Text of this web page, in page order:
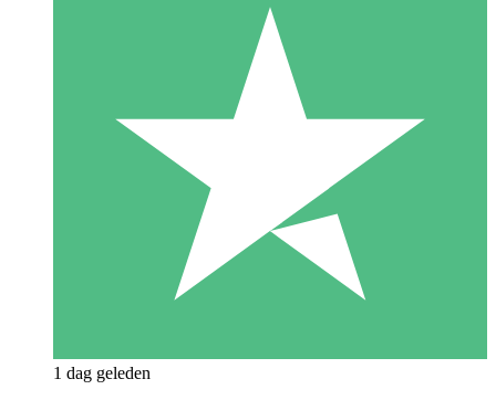
1 dag geleden